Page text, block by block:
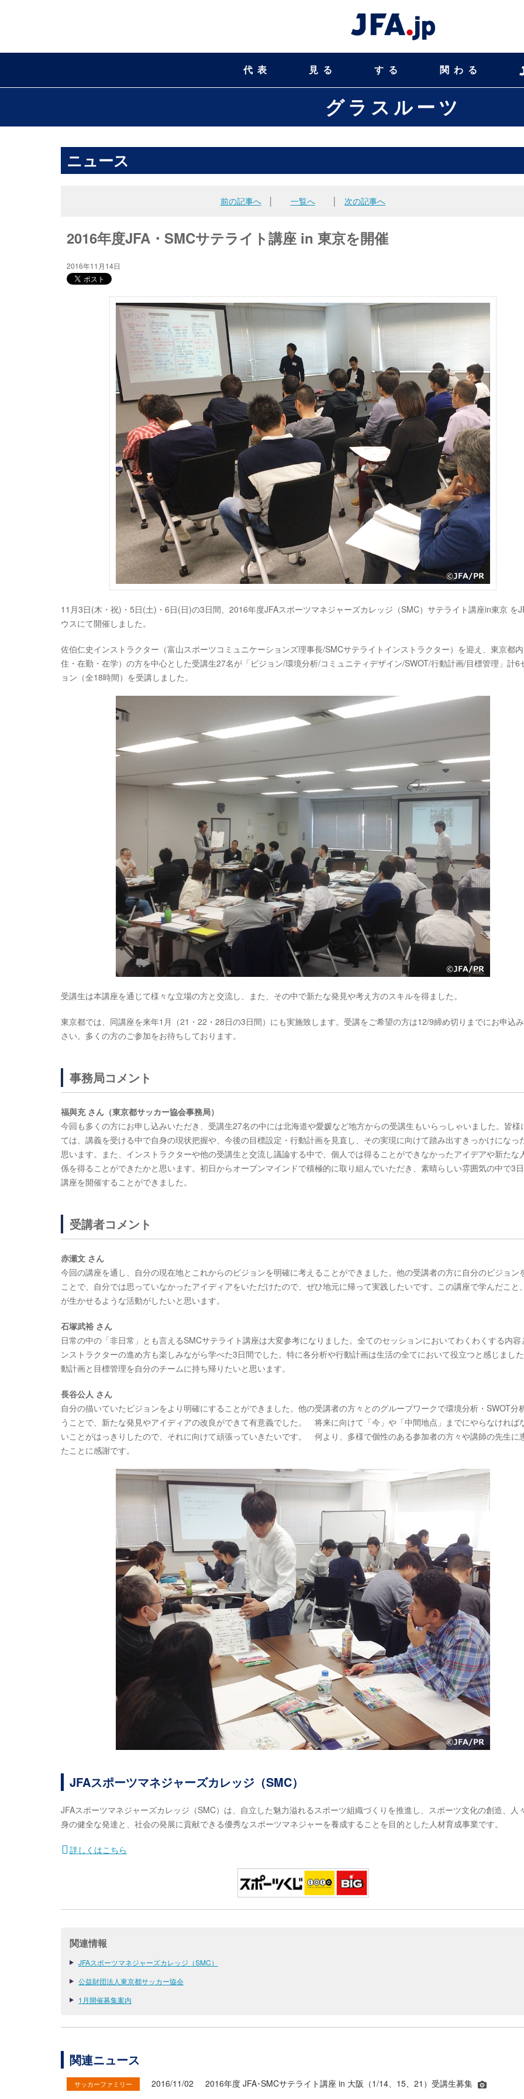
代表 見る する 関わる
グラスルーツ
ニュース
前の記事へ│ 一覧へ 次の記事へ
2016年度JFA・SMCサテライト講座 in 東京を開催
2016年11月14日
11月3日(木・祝)・5日(土)・6日(日)の3日間、2016年度JFAスポーツマネジャーズカレッジ（SMC）サテライト講座in東京 を
ウスにて開催しました。
佐伯仁史インストラクター（富山スポーツコミュニケーションズ理事長/SMCサテライトインストラクター）を迎え、東京都
住・在勤・在学）の方を中心とした受講生27名が「ビジョン/環境分析/コミュニティデザイン/SWOT/行動計画/目標管理」計6
ョン（全18時間）を受講しました。
受講生は本講座を通じて様々な立場の方と交流し、また、その中で新たな発見や考え方のスキルを得ました。
東京都では、同講座を来年1月（21・22・28日の3日間）にも実施致します。受講をご希望の方は12/9締め切りまでにお申込
さい。多くの方のご参加をお待ちしております。
事務局コメント
福與充 さん（東京都サッカー協会事務局）
今回も多くの方にお申し込みいただき、受講生27名の中には北海道や愛媛など地方からの受講生もいらっしゃいました。皆様
ては、講義を受ける中で自身の現状把握や、今後の目標設定・行動計画を見直し、その実現に向けて踏み出すきっかけになっ
思います。また、インストラクターや他の受講生と交流し議論する中で、個人では得ることができなかったアイデアや新たな
係を得ることができたかと思います。初日からオープンマインドで積極的に取り組んでいただき、素晴らしい雰囲気の中で3
講座を開催することができました。
受講者コメント
赤瀬文 さん
今回の講座を通し、自分の現在地とこれからのビジョンを明確に考えることができました。他の受講者の方に自分のビジョン
ことで、自分では思っていなかったアイディアをいただけたので、ぜひ地元に帰って実践したいです。この講座で学んだこと
が生かせるような活動がしたいと思います。
石塚武裕 さん
日常の中の「非日常」とも言えるSMCサテライト講座は大変参考になりました。全てのセッションにおいてわくわくする内容
ンストラクターの進め方も楽しみながら学べた3日間でした。特に各分析や行動計画は生活の全てにおいて役立つと感じまし
動計画と目標管理を自分のチームに持ち帰りたいと思います。
長谷公人 さん
自分の描いていたビジョンをより明確にすることができました。他の受講者の方々とのグループワークで環境分析・SWOT分
うことで、新たな発見やアイディアの改良ができて有意義でした。 将来に向けて「今」や「中間地点」までにやらなければ
いことがはっきりしたので、それに向けて頑張っていきたいです。 何より、多様で個性のある参加者の方々や講師の先生に
たことに感謝です。
JFAスポーツマネジャーズカレッジ（SMC）
JFAスポーツマネジャーズカレッジ（SMC）は、自立した魅力溢れるスポーツ組織づくりを推進し、スポーツ文化の創造、人
身の健全な発達と、社会の発展に貢献できる優秀なスポーツマネジャーを養成することを目的とした人材育成事業です。
詳しくはこちら
関連情報
JFAスポーツマネジャーズカレッジ（SMC）
公益財団法人東京都サッカー協会
1月開催募集案内
関連ニュース
サッカーファミリー 2016/11/02 2016年度 JFA･SMCサテライト講座 in 大阪（1/14、15、21）受講生募集